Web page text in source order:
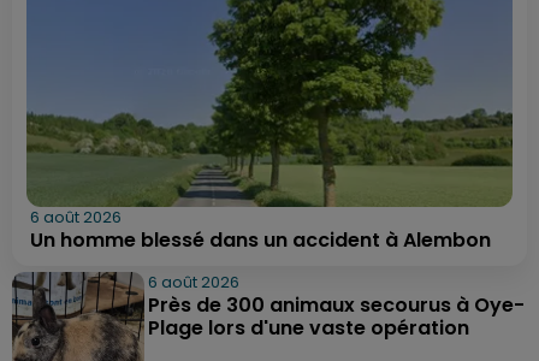
6 août 2026
Un homme blessé dans un accident à Alembon
6 août 2026
Près de 300 animaux secourus à Oye-
Plage lors d'une vaste opération